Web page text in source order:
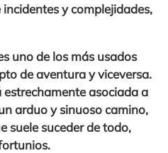
y complejidades,
uno de los más usados
de aventura y viceversa.
asociada a
arduo y sinuoso camino,
suele suceder de todo,